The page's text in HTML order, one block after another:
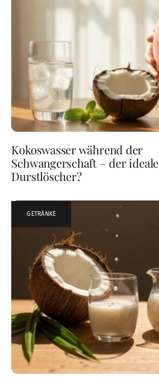
Kokoswasser während der
Schwangerschaft – der ideale
Durstlöscher?
GETRÄNKE